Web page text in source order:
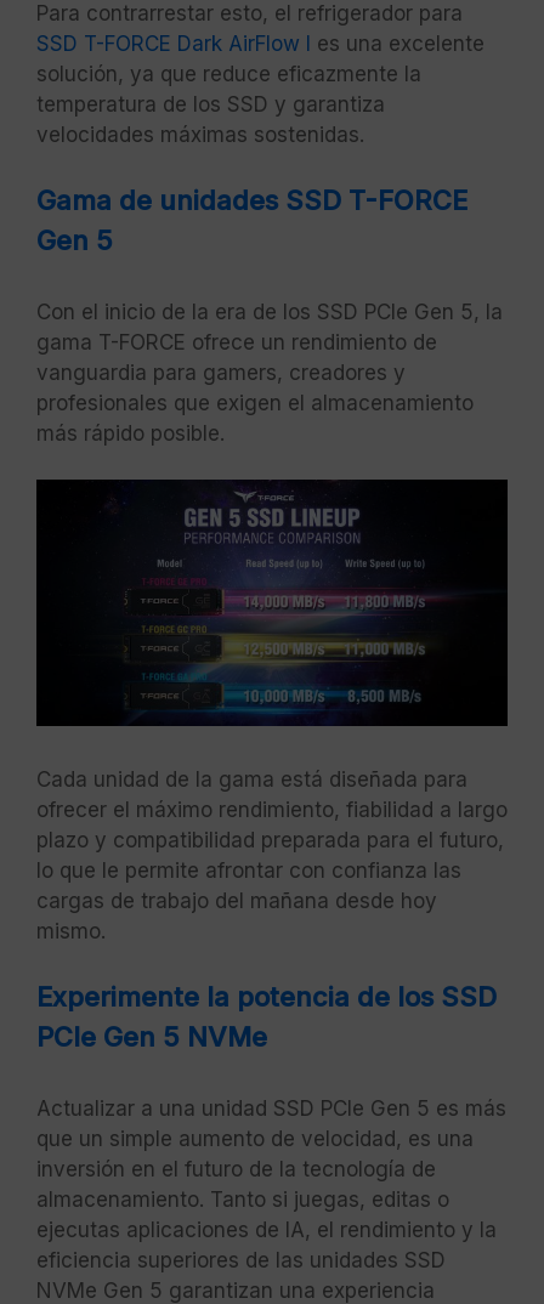
Para contrarrestar esto, el refrigerador para
SSD T-FORCE Dark AirFlow I
es una excelente
solución, ya que reduce eficazmente la
temperatura de los SSD y garantiza
velocidades máximas sostenidas.
Gama de unidades SSD T-FORCE
Gen 5
Con el inicio de la era de los SSD PCIe Gen 5, la
gama T-FORCE ofrece un rendimiento de
vanguardia para gamers, creadores y
profesionales que exigen el almacenamiento
más rápido posible.
Cada unidad de la gama está diseñada para
ofrecer el máximo rendimiento, fiabilidad a largo
plazo y compatibilidad preparada para el futuro,
lo que le permite afrontar con confianza las
cargas de trabajo del mañana desde hoy
mismo.
Experimente la potencia de los SSD
PCIe Gen 5 NVMe
Actualizar a una unidad SSD PCIe Gen 5 es más
que un simple aumento de velocidad, es una
inversión en el futuro de la tecnología de
almacenamiento. Tanto si juegas, editas o
ejecutas aplicaciones de IA, el rendimiento y la
eficiencia superiores de las unidades SSD
NVMe Gen 5 garantizan una experiencia